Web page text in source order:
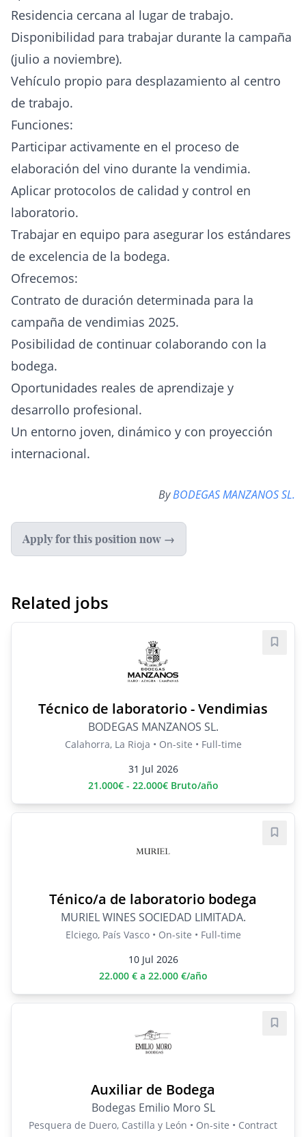
Residencia cercana al lugar de trabajo.
Disponibilidad para trabajar durante la campaña
(julio a noviembre).
Vehículo propio para desplazamiento al centro
de trabajo.
Funciones:
Participar activamente en el proceso de
elaboración del vino durante la vendimia.
Aplicar protocolos de calidad y control en
laboratorio.
Trabajar en equipo para asegurar los estándares
de excelencia de la bodega.
Ofrecemos:
Contrato de duración determinada para la
campaña de vendimias 2025.
Posibilidad de continuar colaborando con la
bodega.
Oportunidades reales de aprendizaje y
desarrollo profesional.
Un entorno joven, dinámico y con proyección
internacional.
ByBODEGAS MANZANOS SL.
Apply for this position now →
Related jobs
Técnico de laboratorio - Vendimias
BODEGAS MANZANOS SL.
Calahorra, La Rioja • On-site • Full-time
31 Jul 2026
21.000€ - 22.000€ Bruto/año
Save
Ténico/a de laboratorio bodega
MURIEL WINES SOCIEDAD LIMITADA.
Elciego, País Vasco • On-site • Full-time
10 Jul 2026
22.000 € a 22.000 €/año
Save
Auxiliar de Bodega
Bodegas Emilio Moro SL
Pesquera de Duero, Castilla y León • On-site • Contract
Save